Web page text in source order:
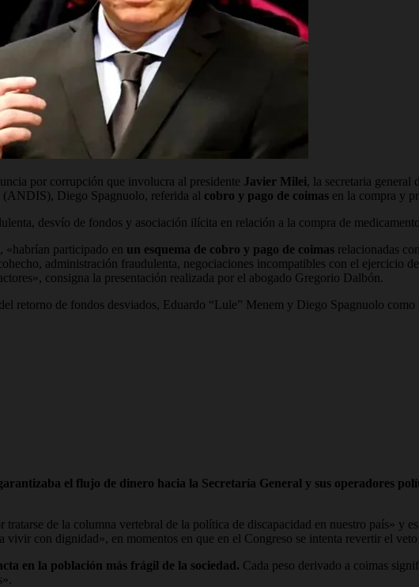
por corrupción que involucra al presidente Javier Milei, la secretaria general
Diego Spagnuolo, referida al cobro y pago de coimas en la compra y
desvío de fondos y asociación ilícita en relación a la compra de
«habrían participado en un esquema de cobro y pago de coimas relacionadas
administración fraudulenta, negociaciones incompatibles con el ejercicio
consigna la presentación realizada por el abogado Gregorio Dalbón.
retorno de fondos desviados, Eduardo “Lule” Menem y Diego Spagnuolo
el flujo de dinero hacia la Secretaría General y sus operadores
de la columna vertebral de la política de discapacidad en nuestro país» y
vivir con dignidad», en momentos en que en el Congreso se intenta revertir el
en la población más frágil de la sociedad. Cada peso derivado a coimas